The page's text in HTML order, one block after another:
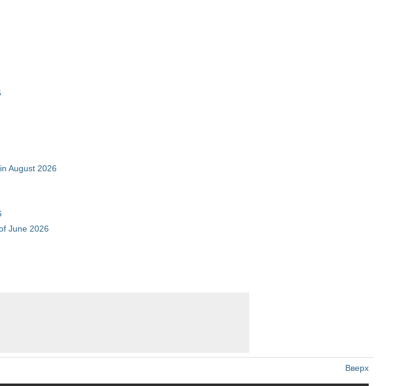
August 2026
June 2026
Вверх